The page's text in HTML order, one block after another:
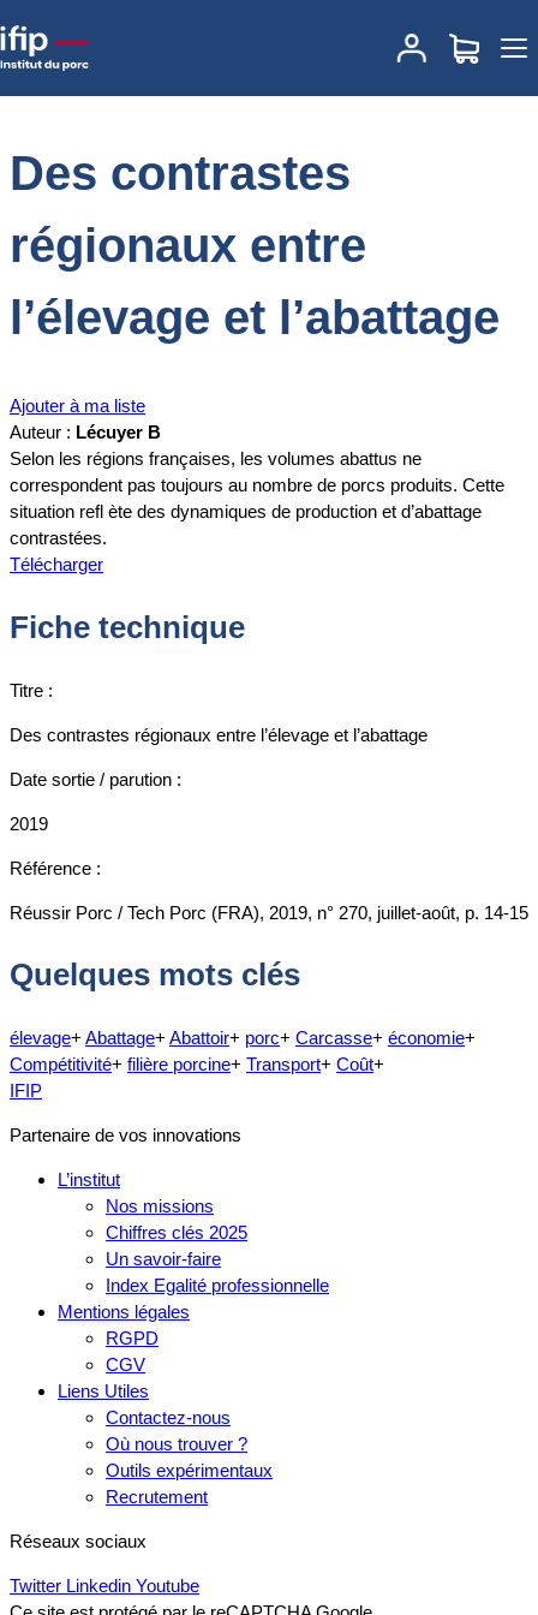
Accueil
Des contrastes régionaux entre l’élevage
et l’abattage
Des contrastes
régionaux entre
l’élevage et l’abattage
Ajouter à ma liste
Auteur : Lécuyer B
Selon les régions françaises, les volumes abattus ne
correspondent pas toujours au nombre de porcs produits. Cette
situation refl ète des dynamiques de production et d’abattage
contrastées.
Télécharger
Fiche technique
Titre :
Des contrastes régionaux entre l’élevage et l’abattage
Date sortie / parution :
2019
Référence :
Réussir Porc / Tech Porc (FRA), 2019, n° 270, juillet-août, p. 14-15
Quelques mots clés
élevage+ Abattage+ Abattoir+ porc+ Carcasse+ économie+
Compétitivité+ filière porcine+ Transport+ Coût+
IFIP
Partenaire de vos innovations
L’institut
Nos missions
Chiffres clés 2025
Un savoir-faire
Index Egalité professionnelle
Mentions légales
RGPD
CGV
Liens Utiles
Contactez-nous
Où nous trouver ?
Outils expérimentaux
Recrutement
Réseaux sociaux
Twitter Linkedin Youtube